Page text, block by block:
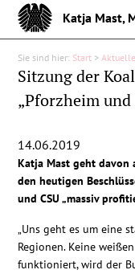
Katja Mast,
Meine Arbeit im Bund
Meine Arbeit vor Ort
Über mich
Aktuelles
Pressemitteilungen
Sie sind hier: Start >
Sitzung der
„Pforzheim
14.06.2019
Katja Mast geht davon
den heutigen
und CSU „massiv
„Uns geht es um eine
Regionen. Keine
funktioniert, wird der